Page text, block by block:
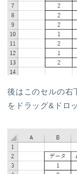
後はこのセルの右
をドラッグ&ドロ